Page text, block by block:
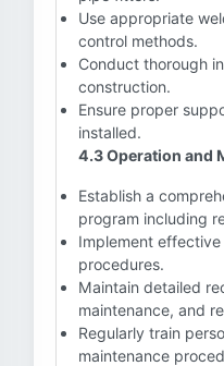
Use appropriate
control methods.
Conduct thorough
construction.
Ensure proper
installed.
4.3 Operation and
Establish a
program including
Implement
procedures.
Maintain detailed
maintenance, and
Regularly train
maintenance